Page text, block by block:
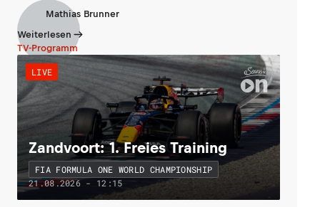
Mathias Brunner
Weiterlesen
TV-Programm
LIVE
Zandvoort: 1. Freies Training
FIA FORMULA ONE WORLD CHAMPIONSHIP
21.08.2026 - 12:15